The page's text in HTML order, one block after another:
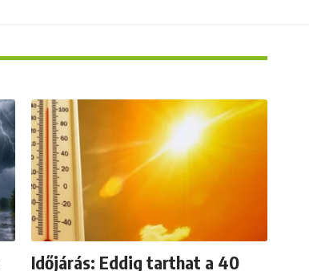
Időjárás: Eddig tarthat a 40